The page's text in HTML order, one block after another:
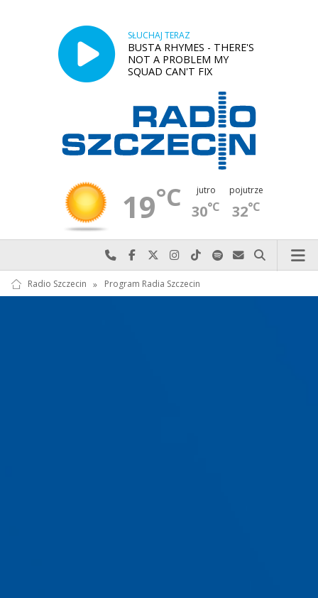
SŁUCHAJ TERAZ
BUSTA RHYMES - THERE'S
NOT A PROBLEM MY
SQUAD CAN'T FIX
19°C jutro
30°C
pojutrze
32°C
Najlepiej po prostu do nas zadzwoń
Odwiedź nas na Facebook-u
Odwiedź nas na X
Odwiedź nas na Instagram-ie
Odwiedź nas na TikTok-u
Szukaj nas na Spotify
Wyślij do nas
Szukaj
Radio Szczecin » Program Radia Szczecin